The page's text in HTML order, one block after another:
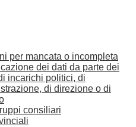
per mancata o incompleta
dei dati da parte dei
incarichi politici, di
di direzione o di
consiliari